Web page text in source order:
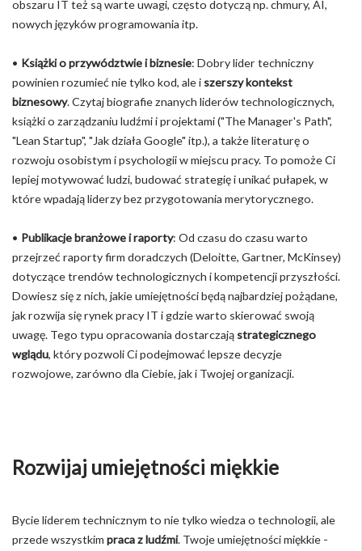
obszaru IT też są warte uwagi, często dotyczą np. chmury, AI,
nowych języków programowania itp.
• Książki o przywództwie i biznesie: Dobry lider techniczny
powinien rozumieć nie tylko kod, ale i szerszy kontekst
biznesowy. Czytaj biografie znanych liderów technologicznych,
książki o zarządzaniu ludźmi i projektami ("The Manager's Path",
"Lean Startup", "Jak działa Google" itp.), a także literaturę o
rozwoju osobistym i psychologii w miejscu pracy. To pomoże Ci
lepiej motywować ludzi, budować strategię i unikać pułapek, w
które wpadają liderzy bez przygotowania merytorycznego.
• Publikacje branżowe i raporty: Od czasu do czasu warto
przejrzeć raporty firm doradczych (Deloitte, Gartner, McKinsey)
dotyczące trendów technologicznych i kompetencji przyszłości.
Dowiesz się z nich, jakie umiejętności będą najbardziej pożądane,
jak rozwija się rynek pracy IT i gdzie warto skierować swoją
uwagę. Tego typu opracowania dostarczają strategicznego
wglądu, który pozwoli Ci podejmować lepsze decyzje
rozwojowe, zarówno dla Ciebie, jak i Twojej organizacji.
Rozwijaj umiejętności miękkie
Bycie liderem technicznym to nie tylko wiedza o technologii, ale
przede wszystkim praca z ludźmi. Twoje umiejętności miękkie -